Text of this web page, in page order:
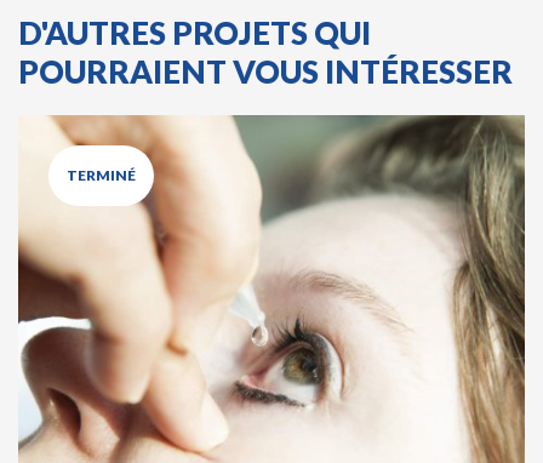
D'AUTRES PROJETS QUI
POURRAIENT VOUS INTÉRESSER
TERMINÉ